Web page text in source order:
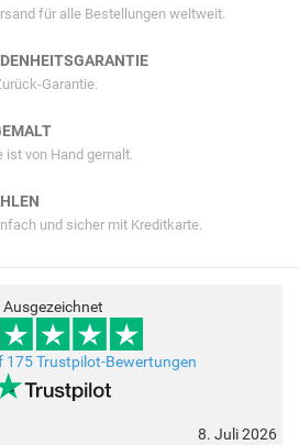
für alle Bestellungen weltweit.
Garantie.
ist von Hand gemalt.
und sicher mit Kreditkarte.
Ausgezeichnet
175 Trustpilot-Bewertungen
8. Juli 2026